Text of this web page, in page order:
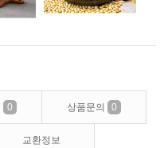
0 상품문의 0
교환정보